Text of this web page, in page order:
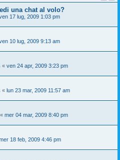
una chat al volo?
17 lug, 2009 1:03 pm
10 lug, 2009 9:13 am
« ven 24 apr, 2009 3:23 pm
« lun 23 mar, 2009 11:57 am
« mer 04 mar, 2009 8:40 pm
18 feb, 2009 4:46 pm